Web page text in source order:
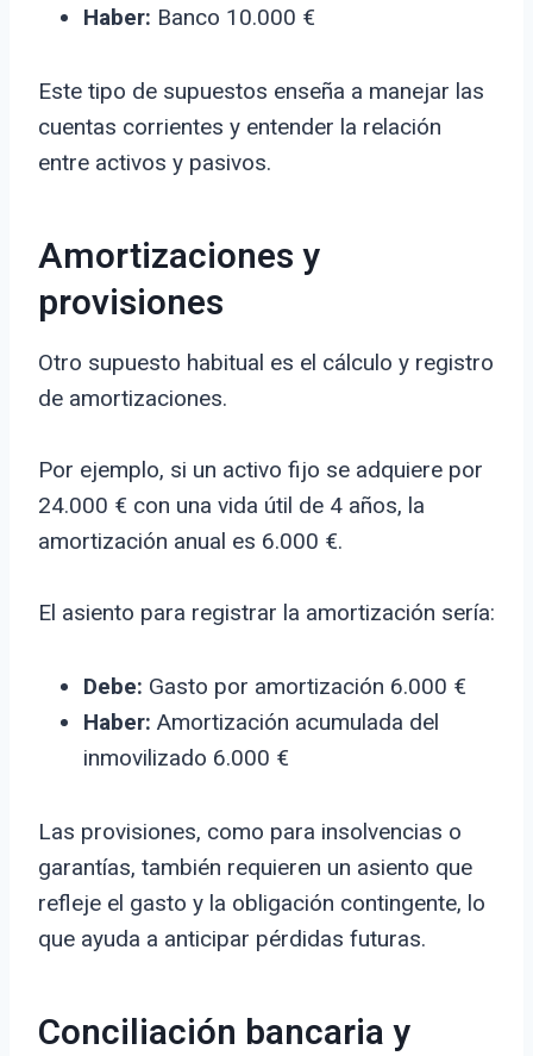
Haber: Banco 10.000 €
Este tipo de supuestos enseña a manejar las
cuentas corrientes y entender la relación
entre activos y pasivos.
Amortizaciones y
provisiones
Otro supuesto habitual es el cálculo y registro
de amortizaciones.
Por ejemplo, si un activo fijo se adquiere por
24.000 € con una vida útil de 4 años, la
amortización anual es 6.000 €.
El asiento para registrar la amortización sería:
Debe: Gasto por amortización 6.000 €
Haber: Amortización acumulada del
inmovilizado 6.000 €
Las provisiones, como para insolvencias o
garantías, también requieren un asiento que
refleje el gasto y la obligación contingente, lo
que ayuda a anticipar pérdidas futuras.
Conciliación bancaria y